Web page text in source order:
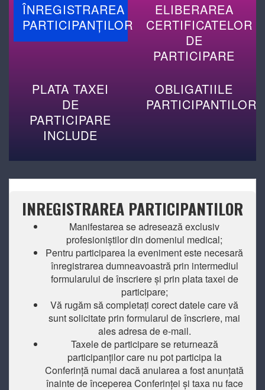
ÎNREGISTRAREA
PARTICIPANȚILOR
ELIBERAREA
CERTIFICATELOR
DE
PARTICIPARE
PLATA TAXEI
DE
PARTICIPARE
INCLUDE
OBLIGATIILE
PARTICIPANTILOR
INREGISTRAREA PARTICIPANTILOR
Manifestarea se adresează exclusiv
profesioniștilor din domeniul medical;
Pentru participarea la eveniment este necesară
înregistrarea dumneavoastră prin intermediul
formularului de înscriere și prin plata taxei de
participare;
Vă rugăm să completați corect datele care vă
sunt solicitate prin formularul de înscriere, mai
ales adresa de e-mail.
Taxele de participare se returnează
participanților care nu pot participa la
Conferință numai dacă anularea a fost anunțată
înainte de începerea Conferinței și taxa nu face